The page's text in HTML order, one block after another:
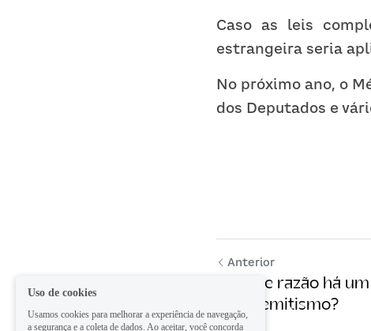
Caso as leis
estrangeira seria
No próximo ano, o
dos Deputados e
Anterior
Por que razão há
antissemitismo?
Uso de cookies
Usamos cookies para melhorar a experiência de navegação,
a segurança e a coleta de dados. Ao aceitar, você concorda